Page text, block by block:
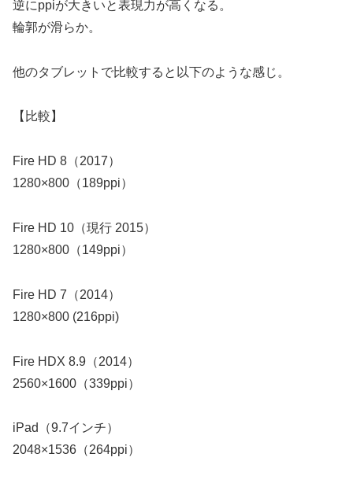
逆にppiが大きいと表現力が高くなる。
輪郭が滑らか。
他のタブレットで比較すると以下のような感じ。
【比較】
Fire HD 8（2017）
1280×800（189ppi）
Fire HD 10（現行 2015）
1280×800（149ppi）
Fire HD 7（2014）
1280×800 (216ppi)
Fire HDX 8.9（2014）
2560×1600（339ppi）
iPad（9.7インチ）
2048×1536（264ppi）